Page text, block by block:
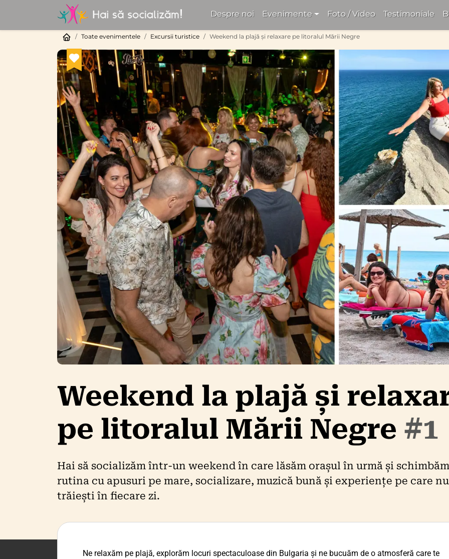
Despre noi Evenimente Foto / Video Testimoniale
Toate evenimentele Excursii turistice Weekend la plajă și relaxare pe litoralul Mării Negre
Weekend la plajă și
pe litoralul Mării Negre #1
Hai să socializăm într-un weekend în care lăsăm orașul în urmă și schimbăm
rutina cu apusuri pe mare, socializare, muzică bună și experiențe pe care
trăiești în fiecare zi.
Ne relaxăm pe plajă, explorăm locuri spectaculoase din Bulgaria și ne bucuăm de o atmosferă care te